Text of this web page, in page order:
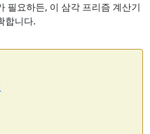
필요하든, 이 삼각 프리즘 계산기
합니다.